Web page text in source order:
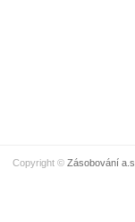
Copyright © Zásobování a.s.